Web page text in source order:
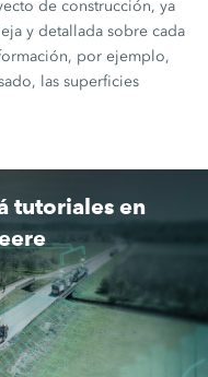
de construcción, ya
y detallada sobre cada
por ejemplo,
las superficies
tutoriales en